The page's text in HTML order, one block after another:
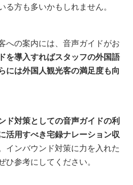
る方も多いかもしれません。
への案内には、音声ガイドがお
を導入すればスタッフの外国語
には外国人観光客の満足度も向
ド対策としての音声ガイドの利
活用すべき宅録ナレーション収
インバウンド対策に力を入れた
ひ参考にしてください。